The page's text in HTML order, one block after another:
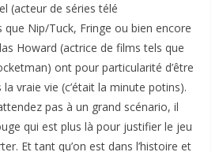
(acteur de séries télé
que Nip/Tuck, Fringe ou bien encore
Howard (actrice de films tels que
ont pour particularité d’être
vraie vie (c’était la minute potins).
pas à un grand scénario, il
qui est plus là pour justifier le jeu
Et tant qu’on est dans l’histoire et